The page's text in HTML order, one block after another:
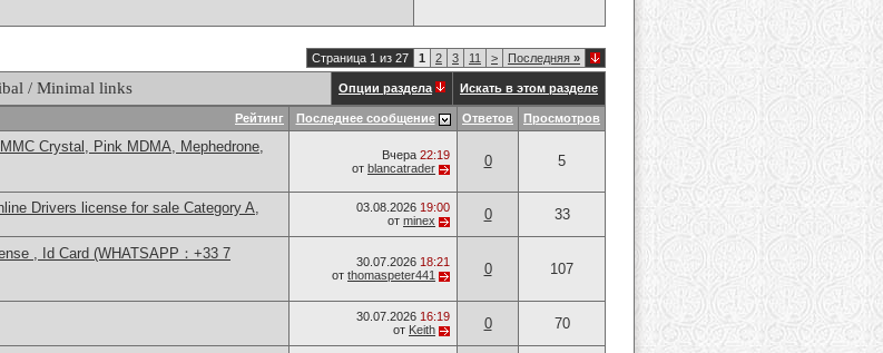
Страница 1 из 27 1 2 3 11 > Последняя »
/ Minimal links Опции раздела Искать в этом разделе
Рейтинг Последнее сообщение Ответов Просмотров
Crystal, Pink MDMA, Mephedrone,
Вчера 22:19
от blancatrader 0 5
Drivers license for sale Category A, 03.08.2026 19:00
от minex 0 33
, Id Card (WHATSAPP：+33 7
30.07.2026 18:21
от thomaspeter441 0 107
30.07.2026 16:19
от Keith 0 70